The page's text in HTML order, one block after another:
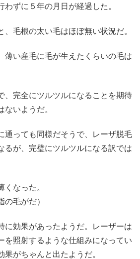
わずに５年の月日が経過した。
、毛根の太い毛はほぼ無い状況だ。
薄い産毛に毛が生えたくらいの毛は
、完全にツルツルになることを期待
ないようだ。
通っても同様だそうで、レーザ脱毛
るが、完璧にツルツルになる訳では
くなった。
の毛がだ）
に効果があったようだ。レーザーは
を照射するような仕組みになってい
果がちゃんと出たようだ。